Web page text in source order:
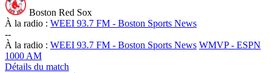
Boston Red Sox
À la radio : WEEI 93.7 FM - Boston Sports News
--
À la radio : WEEI 93.7 FM - Boston Sports News WMVP - ESPN
1000 AM
Détails du match